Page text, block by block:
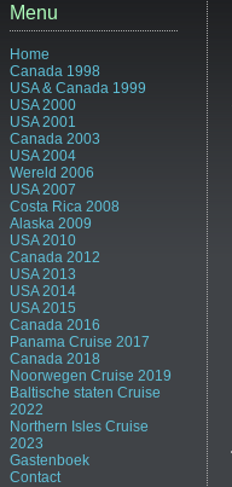
Menu
Home
Canada 1998
USA & Canada 1999
USA 2000
USA 2001
Canada 2003
USA 2004
Wereld 2006
USA 2007
Costa Rica 2008
Alaska 2009
USA 2010
Canada 2012
USA 2013
USA 2014
USA 2015
Canada 2016
Panama Cruise 2017
Canada 2018
Noorwegen Cruise 2019
Baltische staten Cruise
2022
Northern Isles Cruise
2023
Gastenboek
Contact